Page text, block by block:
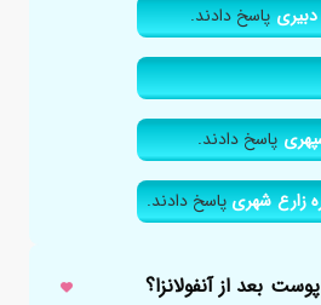
پاسخ دادند.
پاسخ دادند.
زارع شهریپاسخ دادند.
بعد از آنفولانزا؟